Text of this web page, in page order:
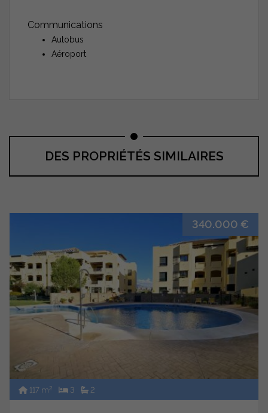
Communications
Autobus
Aéroport
DES PROPRIÉTÉS SIMILAIRES
340.000 €
117 m2 3 2